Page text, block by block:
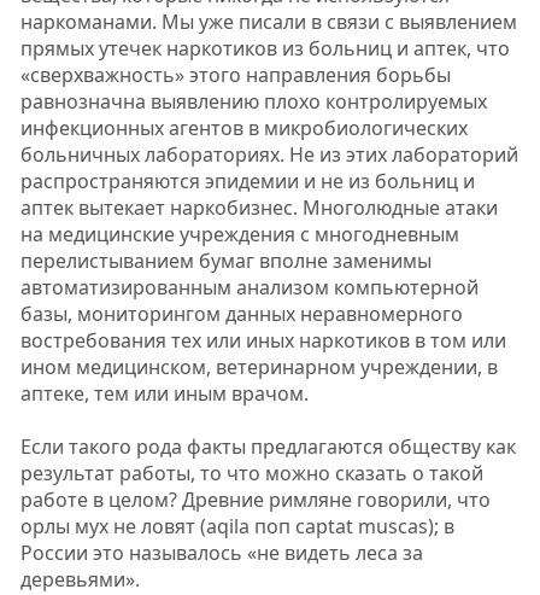
наркоманами. Мы уже писали в связи с выявлением
прямых утечек наркотиков из больниц и аптек, что
«сверхважность» этого направления борьбы
равнозначна выявлению плохо контролируемых
инфекционных агентов в микробиологических
больничных лабораториях. Не из этих лабораторий
распространяются эпидемии и не из больниц и
аптек вытекает наркобизнес. Многолюдные атаки
на медицинские учреждения с многодневным
перелистыванием бумаг вполне заменимы
автоматизированным анализом компьютерной
базы, мониторингом данных неравномерного
востребования тех или иных наркотиков в том или
ином медицинском, ветеринарном учреждении, в
аптеке, тем или иным врачом.
Если такого рода факты предлагаются обществу как
результат работы, то что можно сказать о такой
работе в целом? Древние римляне говорили, что
орлы мух не ловят (aqila поп captat muscas); в
России это называлось «не видеть леса за
деревьями».